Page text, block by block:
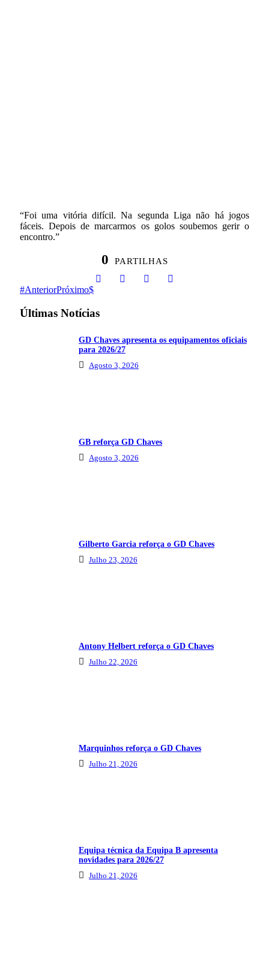
“Foi uma vitória difícil. Na segunda Liga não há jogos
fáceis. Depois de marcarmos os golos soubemos gerir o
encontro.”
0 PARTILHAS
AnteriorPróximo
Últimas Notícias
GD Chaves apresenta os equipamentos oficiais
para 2026/27
Agosto 3, 2026
GB reforça GD Chaves
Agosto 3, 2026
Gilberto Garcia reforça o GD Chaves
Julho 23, 2026
Antony Helbert reforça o GD Chaves
Julho 22, 2026
Marquinhos reforça o GD Chaves
Julho 21, 2026
Equipa técnica da Equipa B apresenta
novidades para 2026/27
Julho 21, 2026